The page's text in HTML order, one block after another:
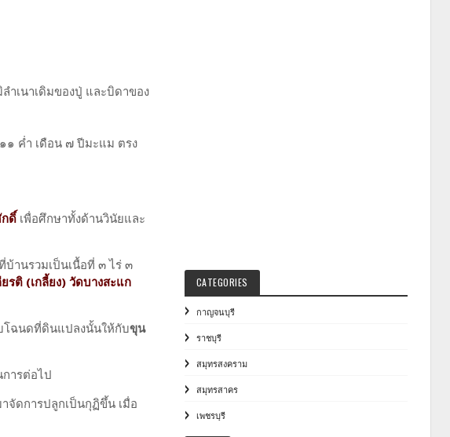
เนาเดิมของปู่ และบิดาของ
๑ ค่ำ เดือน ๗ ปีมะแม ตรง
กดิ์ เพื่อศึกษาทั้งด้านวินัยและ
านรวมเป็นเนื้อที่ ๓ ไร่ ๓
รติ (เกลี้ยง) วัดบางสะแก
โฉนดที่ดินแปลงนั้นให้กับขุน
ารต่อไป
ดการปลูกเป็นกุฏิขึ้น เมื่อ
CATEGORIES
กาญจนบุรี
ราชบุรี
สมุทรสงคราม
สมุทรสาคร
เพชรบุรี